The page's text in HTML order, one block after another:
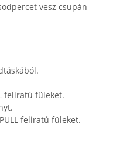
vesz csupán
feliratú füleket.
feliratú füleket.